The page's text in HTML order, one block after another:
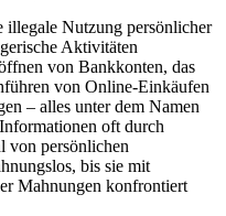
illegale Nutzung persönlicher
Aktivitäten
von Bankkonten, das
von Online-Einkäufen
– alles unter dem Namen
oft durch
von ⁢persönlichen
bis sie mit
Mahnungen konfrontiert​